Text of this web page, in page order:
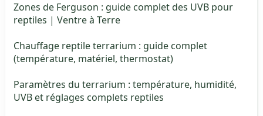
Zones de Ferguson : guide complet des UVB pour
reptiles | Ventre à Terre
Chauffage reptile terrarium : guide complet
(température, matériel, thermostat)
Paramètres du terrarium : température, humidité,
UVB et réglages complets reptiles